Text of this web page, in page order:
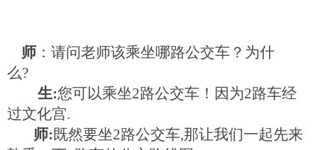
师 ：请问老师该乘坐哪路公交车？为什
么?
生:您可以乘坐2路公交车！因为2路车经
过文化宫.
师: 既然要坐2路公交车,那让我们一起先来